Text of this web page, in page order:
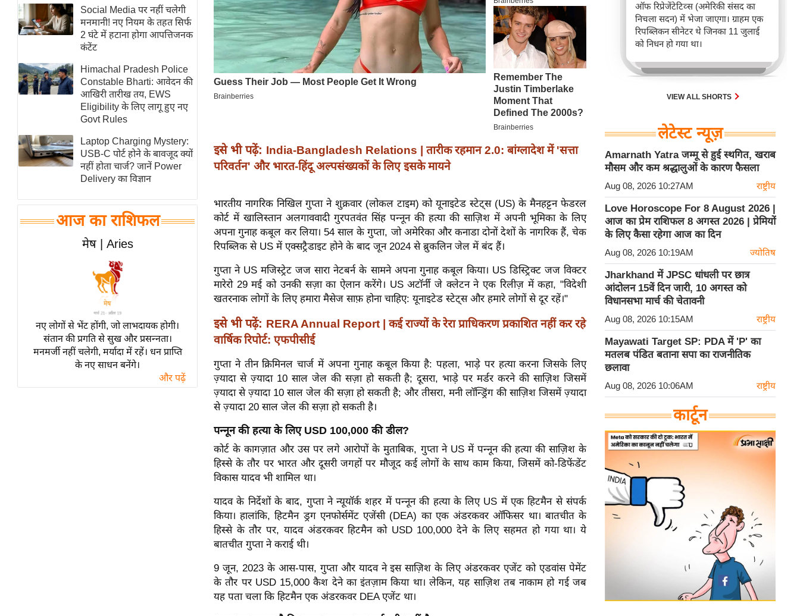
फिटनेस मंत्रा
रिलेशनशिप
राजनीति
विश्लेषण
समसामयिक
मातृभूमि
एम.
आर.
आई.
समीक्षा
धर्म
ज्योतिष
त्योहार
राशिफल
विशेष
Social Media पर नहीं चलेगी
मनमानी! नए नियम के तहत सिर्फ
2 घंटे में हटाना होगा आपत्तिजनक
कंटेंट
Himachal Pradesh Police
Constable Bharti: आवेदन की
आखिरी तारीख तय, EWS
Eligibility के लिए लागू हुए नए
Govt Rules
Laptop Charging Mystery:
USB-C पोर्ट होने के बावजूद क्यों
नहीं होता चार्ज? जानें Power
Delivery का विज्ञान
आज का राशिफल
मेष | Aries
नए लोगों से भेंट होंगी, जो लाभदायक होगी।
संतान की प्रगति से सुख और प्रसन्नता।
मनमर्जी नहीं चलेगी, मर्यादा में रहें। धन प्राप्ति
के नए साधन बनेंगे।
और पढ़ें
इसे भी पढ़ें: India-Bangladesh Relations | तारीक रहमान 2.0: बांग्लादेश में 'सत्ता
परिवर्तन' और भारत-हिंदू अल्पसंख्यकों के लिए इसके मायने
भारतीय नागरिक निखिल गुप्ता ने शुक्रवार (लोकल टाइम) को यूनाइटेड स्टेट्स (US) के मैनहट्टन फेडरल
कोर्ट में खालिस्तान अलगाववादी गुरपतवंत सिंह पन्नून की हत्या की साज़िश में अपनी भूमिका के लिए
अपना गुनाह कबूल कर लिया। 54 साल के गुप्ता, जो अमेरिका और कनाडा दोनों देशों के नागरिक हैं, चेक
रिपब्लिक से US में एक्सट्रैडाइट होने के बाद जून 2024 से ब्रुकलिन जेल में बंद हैं।
गुप्ता ने US मजिस्ट्रेट जज सारा नेटबर्न के सामने अपना गुनाह कबूल किया। US डिस्ट्रिक्ट जज विक्टर
मारेरो 29 मई को उनकी सज़ा का ऐलान करेंगे। US अटॉर्नी जे क्लेटन ने एक रिलीज़ में कहा, "विदेशी
खतरनाक लोगों के लिए हमारा मैसेज साफ़ होना चाहिए: यूनाइटेड स्टेट्स और हमारे लोगों से दूर रहें।"
इसे भी पढ़ें: RERA Annual Report | कई राज्यों के रेरा प्राधिकरण प्रकाशित नहीं कर रहे
वार्षिक रिपोर्ट: एफपीसीई
गुप्ता ने तीन क्रिमिनल चार्ज में अपना गुनाह कबूल किया है: पहला, भाड़े पर हत्या करना जिसके लिए
ज़्यादा से ज़्यादा 10 साल जेल की सज़ा हो सकती है; दूसरा, भाड़े पर मर्डर करने की साज़िश जिसमें
ज़्यादा से ज़्यादा 10 साल जेल की सज़ा हो सकती है; और तीसरा, मनी लॉन्ड्रिंग की साज़िश जिसमें ज़्यादा
से ज़्यादा 20 साल जेल की सज़ा हो सकती है।
पन्नून की हत्या के लिए USD 100,000 की डील?
कोर्ट के कागज़ात और उस पर लगे आरोपों के मुताबिक, गुप्ता ने US में पन्नून की हत्या की साज़िश के
हिस्से के तौर पर भारत और दूसरी जगहों पर मौजूद कई लोगों के साथ काम किया, जिसमें को-डिफेंडेंट
विकास यादव भी शामिल था।
यादव के निर्देशों के बाद, गुप्ता ने न्यूयॉर्क शहर में पन्नून की हत्या के लिए US में एक हिटमैन से संपर्क
किया। हालांकि, हिटमैन ड्रग एनफोर्समेंट एजेंसी (DEA) का एक अंडरकवर ऑफिसर था। बातचीत के
हिस्से के तौर पर, यादव अंडरकवर हिटमैन को USD 100,000 देने के लिए सहमत हो गया था। ये
बातचीत गुप्ता ने कराई थी।
9 जून, 2023 के आस-पास, गुप्ता और यादव ने इस साज़िश के लिए अंडरकवर एजेंट को एडवांस पेमेंट
के तौर पर USD 15,000 कैश देने का इंतज़ाम किया था। लेकिन, यह साज़िश तब नाकाम हो गई जब
यह पता चला कि हिटमैन एक अंडरकवर DEA एजेंट था।
ऑफ रिप्रेजेंटेटिव्स (अमेरिकी संसद का
निचला सदन) में भेजा जाएगा। ग्राहम एक
रिपब्लिकन सीनेटर थे जिनका 11 जुलाई
को निधन हो गया था।
VIEW ALL SHORTS
लेटेस्ट न्यूज़
Amarnath Yatra जम्मू से हुई स्थगित, खराब
मौसम और कम श्रद्धालुओं के कारण फैसला
Aug 08, 2026 10:27AM राष्ट्रीय
Love Horoscope For 8 August 2026 |
आज का प्रेम राशिफल 8 अगस्त 2026 | प्रेमियों
के लिए कैसा रहेगा आज का दिन
Aug 08, 2026 10:19AM ज्योतिष
Jharkhand में JPSC धांधली पर छात्र
आंदोलन 15वें दिन जारी, 10 अगस्त को
विधानसभा मार्च की चेतावनी
Aug 08, 2026 10:15AM राष्ट्रीय
Mayawati Target SP: PDA में 'P' का
मतलब पंडित बताना सपा का राजनीतिक
छलावा
Aug 08, 2026 10:06AM राष्ट्रीय
कार्टून